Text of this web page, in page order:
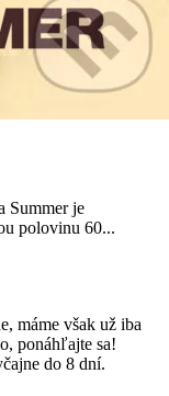
Summer je
polovinu 60...
máme však už iba
ponáhľajte sa!
do 8 dní.